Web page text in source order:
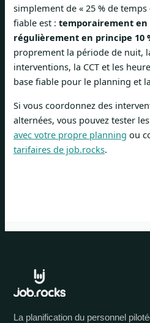
simplement de « 25 % de
fiable est : temporairement en
régulièrement en principe 10
proprement la période de nuit,
interventions, la CCT et les
base fiable pour le planning et
Si vous coordonnez des
alternées, vous pouvez tester
avec votre propre planning ou
tarifaires de job.rocks.
La planification du personnel